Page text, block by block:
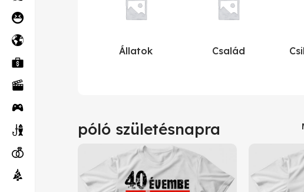
Állatok Család
póló születésnapra